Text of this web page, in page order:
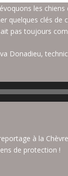
les
quelques clés de
pas toujours
Donadieu,
à la
de protection !